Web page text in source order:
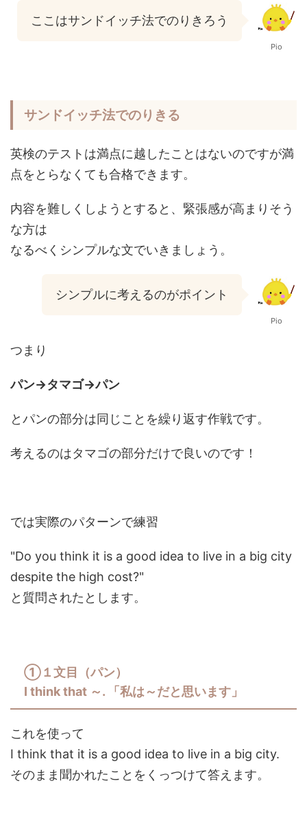
ここはサンドイッチ法でのりきろう
Pio
サンドイッチ法でのりきる
英検のテストは満点に越したことはないのですが満
点をとらなくても合格できます。
内容を難しくしようとすると、緊張感が高まりそう
な方は
なるべくシンプルな文でいきましょう。
シンプルに考えるのがポイント
Pio
つまり
パン→タマゴ→パン
とパンの部分は同じことを繰り返す作戦です。
考えるのはタマゴの部分だけで良いのです！
では実際のパターンで練習
"Do you think it is a good idea to live in a big city
despite the high cost?"
と質問されたとします。
①１文目（パン）
I think that ～. 「私は～だと思います」
これを使って
I think that it is a good idea to live in a big city.
そのまま聞かれたことをくっつけて答えます。